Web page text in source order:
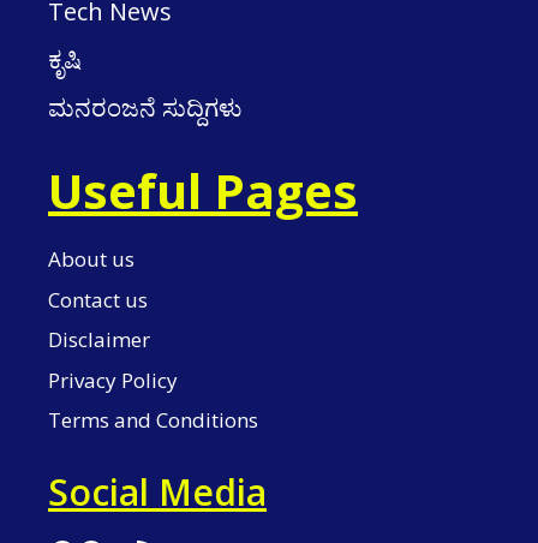
Tech News
ಕೃಷಿ
ಮನರಂಜನೆ ಸುದ್ದಿಗಳು
Useful Pages
About us
Contact us
Disclaimer
Privacy Policy
Terms and Conditions
Social Media